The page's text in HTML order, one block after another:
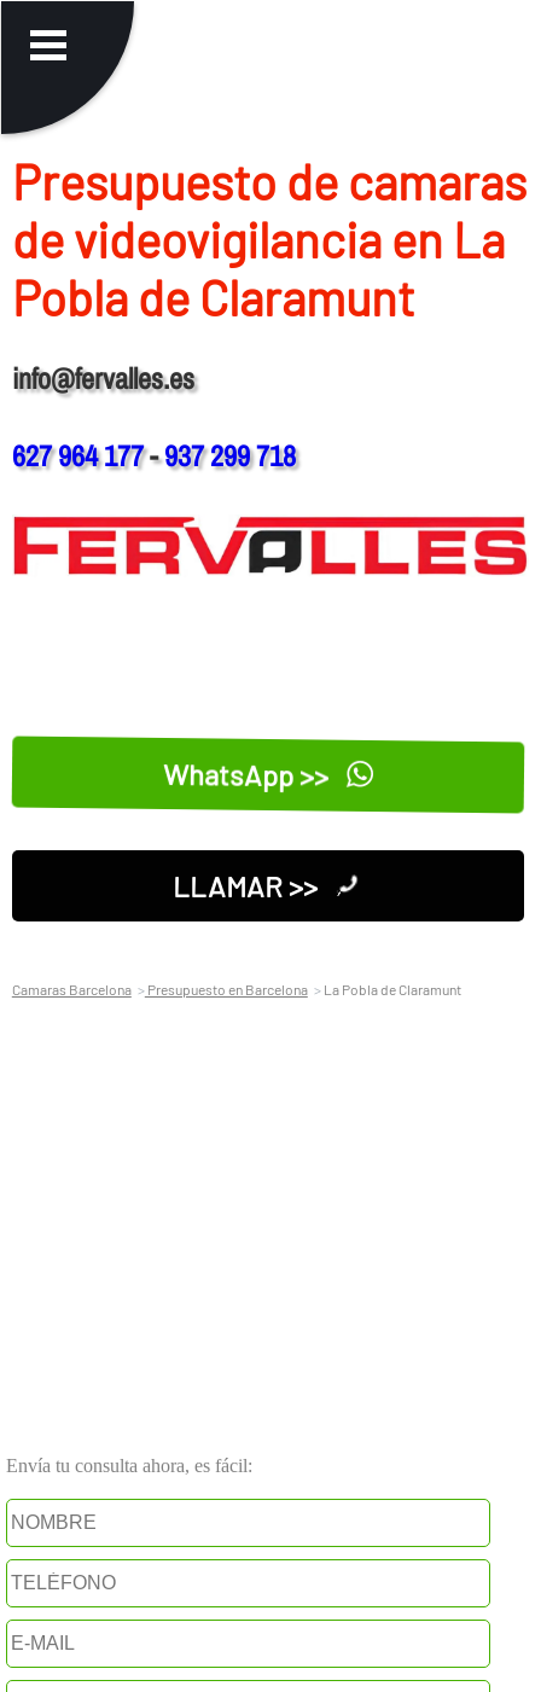
Presupuesto de camaras
de videovigilancia en La
Pobla de Claramunt
info@fervalles.es
627 964 177-937 299 718
WhatsApp >>
LLAMAR >>
Camaras Barcelona Presupuesto en Barcelona La Pobla de Claramunt
Envía tu consulta ahora, es fácil: